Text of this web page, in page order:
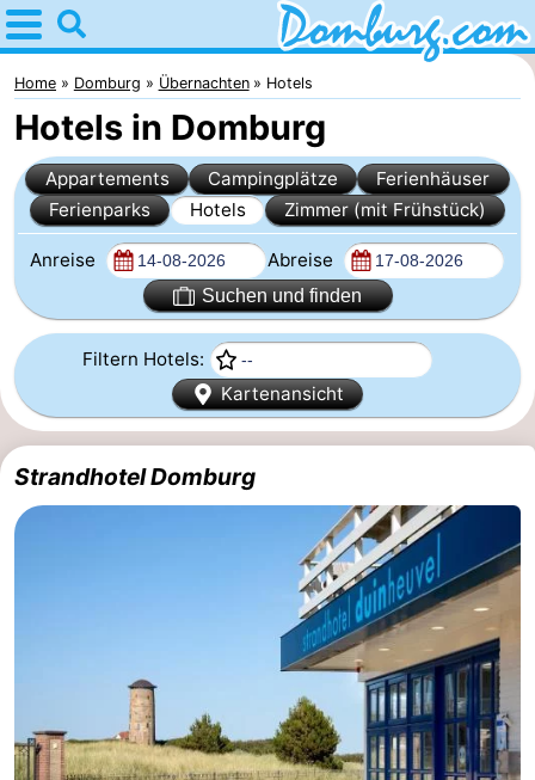
Home
Domburg
Tipps
Für
kindern
Webcam
Webcam
Webcam
Strand
Übernachten
Appartements
-
Home Domburg Übernachten Hotels
Hotels in Domburg
Appartements Campingplätze
Ferienhäuser
Ferienparks
Hotels Zimmer (mit Frühstück)
Anreise Abreise
Suchen und finden
Filtern Hotels:
Kartenansicht
Strandhotel Domburg